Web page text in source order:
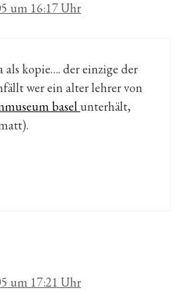
um 16:17 Uhr
kopie…. der einzige der
wer ein alter lehrer von
baselunterhält,
um 17:21 Uhr